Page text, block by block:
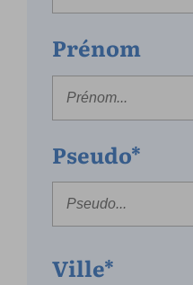
Prénom
Pseudo*
Ville*